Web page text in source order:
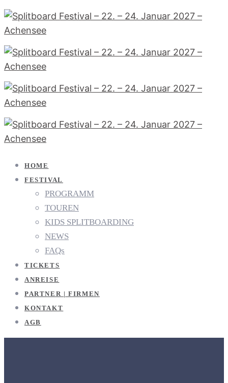
HOME
FESTIVAL
PROGRAMM
TOUREN
KIDS SPLITBOARDING
NEWS
FAQs
TICKETS
ANREISE
PARTNER | FIRMEN
KONTAKT
AGB